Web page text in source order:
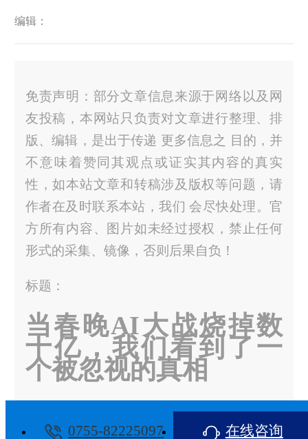
编辑：
免责声明：部分文章信息来源于网络以及网
友投稿，本网站只负责对文章进行整理、排
版、编辑，是出于传递 更多信息之 目的，并
不意味着赞同其观点或证实其内容的真实
性，如本站文章和转稿涉及版权等问题，请
作者在及时联系本站，我们 会尽快处理。官
方所有内容、图片如未经过授权，禁止任何
形式的采集、镜像，否则后果自负！
标题：
当春晚AI大战烧掉数
十亿，我们看到了一
个被忽视的真相
https://m.yufanwei.com/articles/dcwaid.html
0755-82225097 在线咨询